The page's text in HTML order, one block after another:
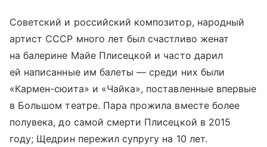
Советский и российский композитор, народный
артист СССР много лет был счастливо женат
на балерине Майе Плисецкой и часто дарил
ей написанные им балеты — среди них были
«Кармен-сюита» и «Чайка», поставленные впервые
в Большом театре. Пара прожила вместе более
полувека, до самой смерти Плисецкой в 2015
году; Щедрин пережил супругу на 10 лет.